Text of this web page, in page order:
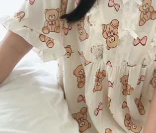
CATEGORY
도착보장⚡
인플루언서 pick!
ALL
익스클루시
아우터
티셔츠